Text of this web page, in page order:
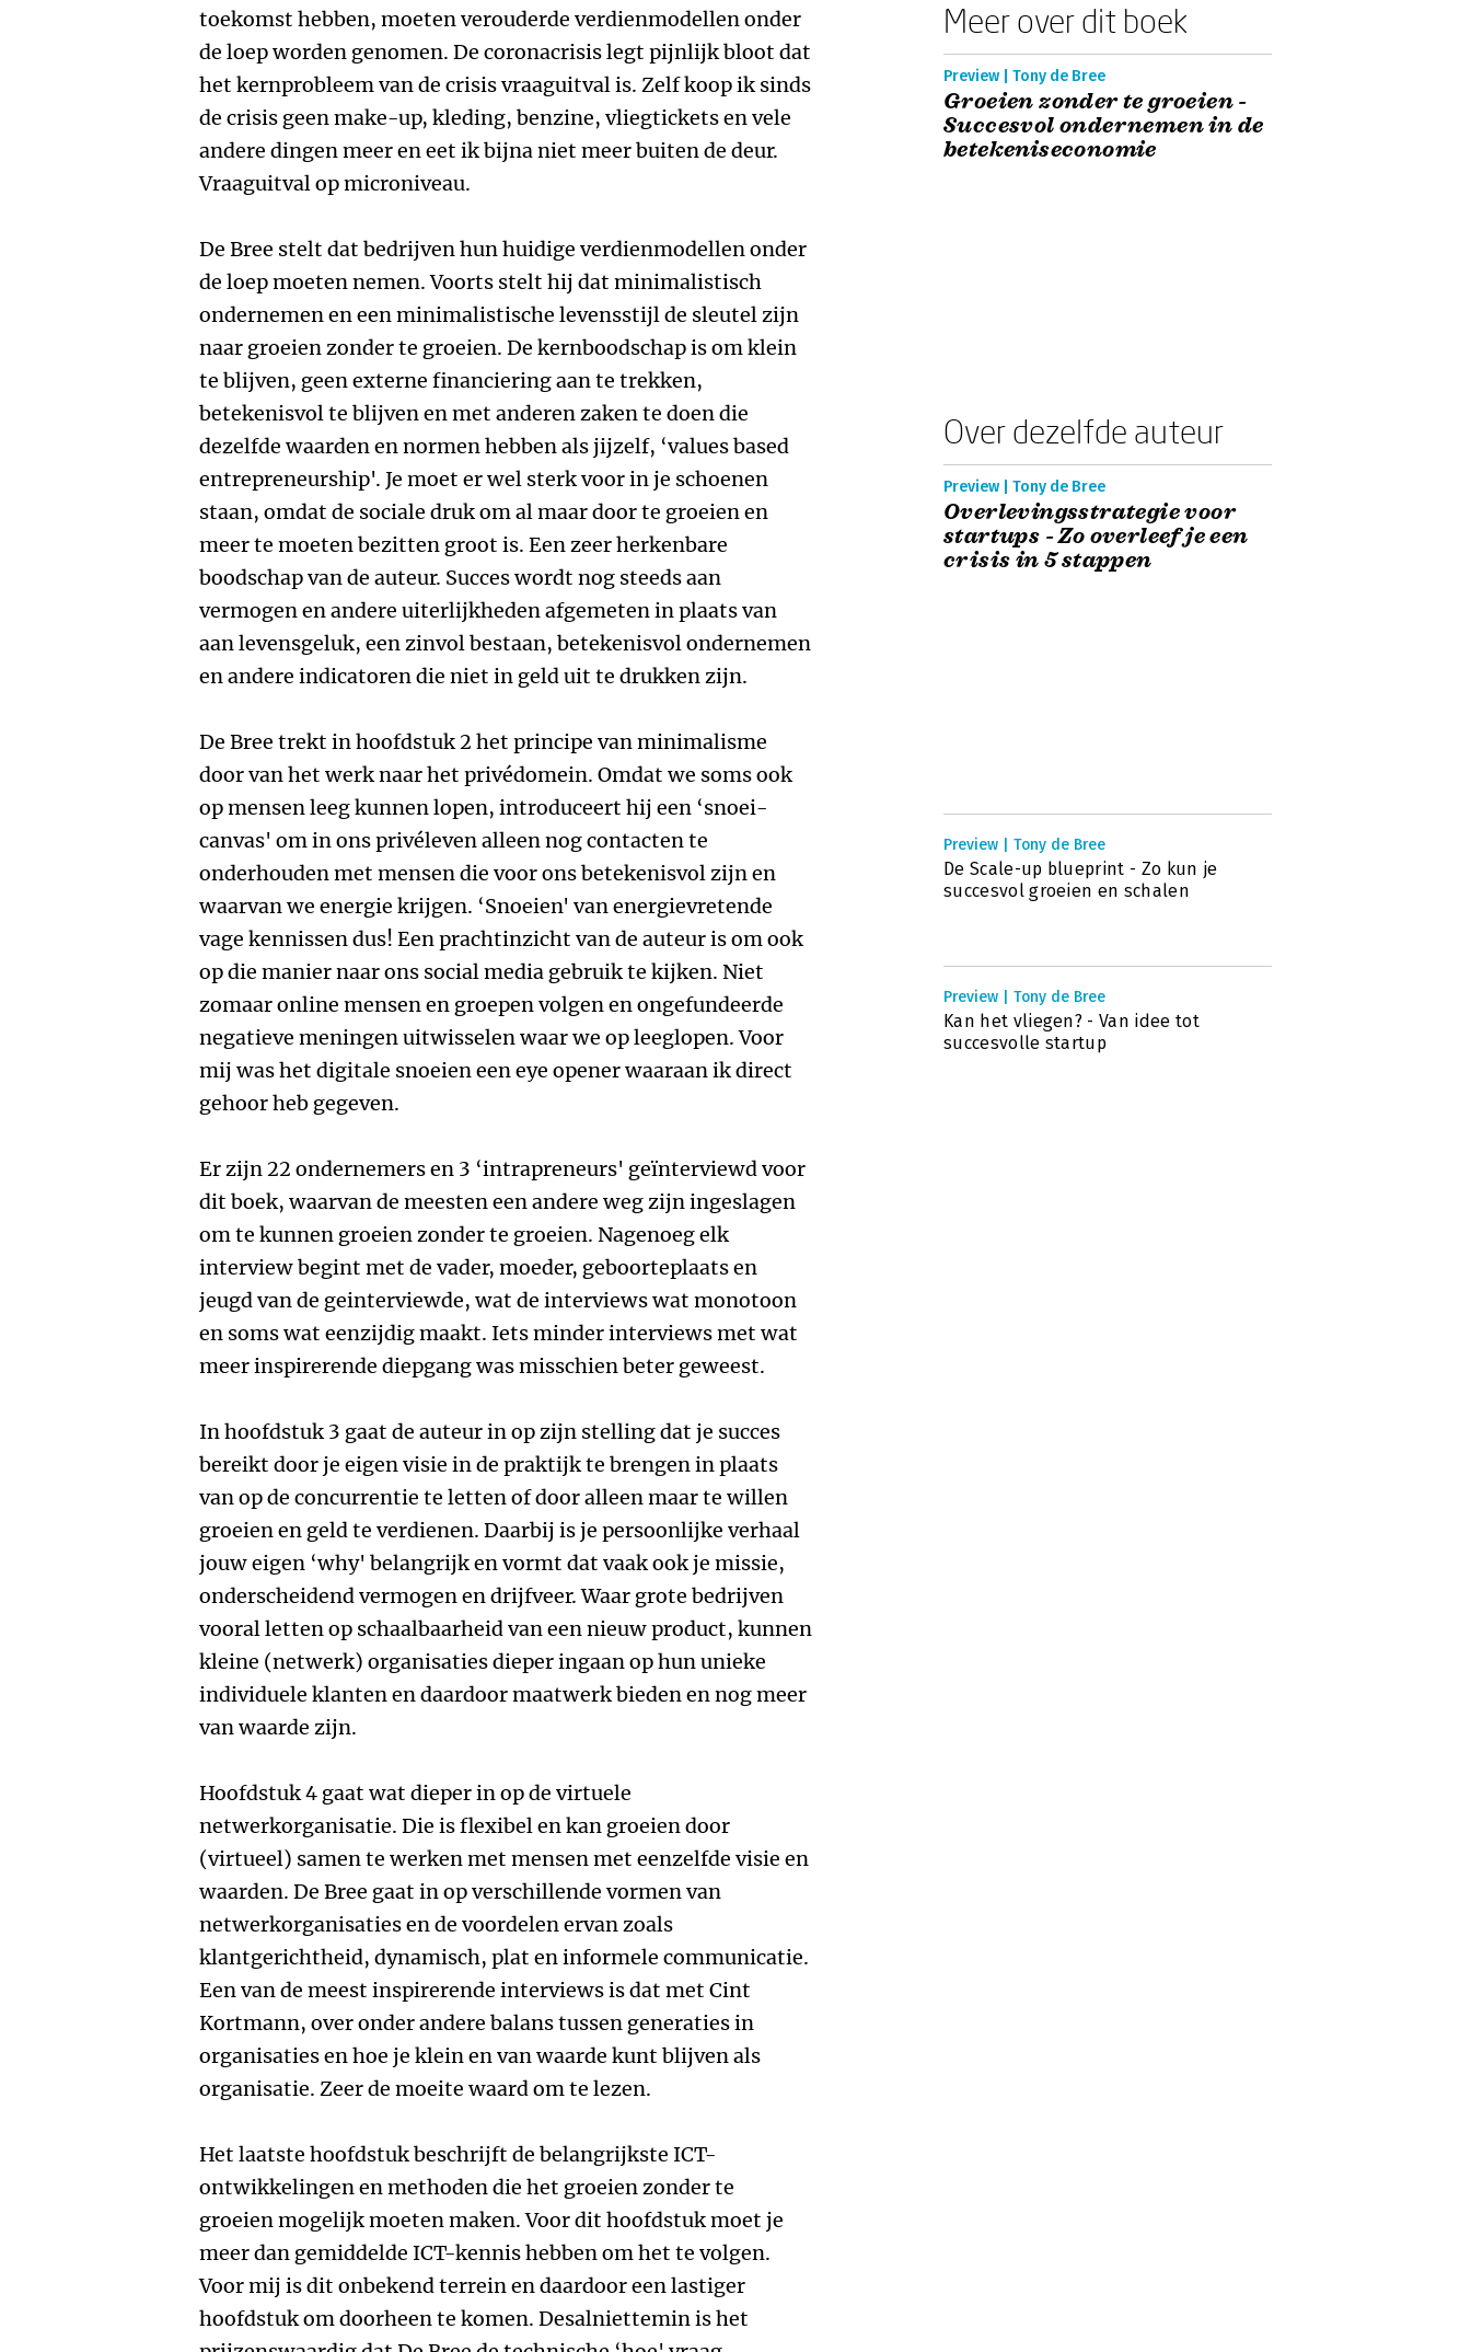
toekomst hebben, moeten verouderde verdienmodellen onder
de loep worden genomen. De coronacrisis legt pijnlijk bloot dat
het kernprobleem van de crisis vraaguitval is. Zelf koop ik sinds
de crisis geen make-up, kleding, benzine, vliegtickets en vele
andere dingen meer en eet ik bijna niet meer buiten de deur.
Vraaguitval op microniveau.
De Bree stelt dat bedrijven hun huidige verdienmodellen onder
de loep moeten nemen. Voorts stelt hij dat minimalistisch
ondernemen en een minimalistische levensstijl de sleutel zijn
naar groeien zonder te groeien. De kernboodschap is om klein
te blijven, geen externe financiering aan te trekken,
betekenisvol te blijven en met anderen zaken te doen die
dezelfde waarden en normen hebben als jijzelf, ‘values based
entrepreneurship'. Je moet er wel sterk voor in je schoenen
staan, omdat de sociale druk om al maar door te groeien en
meer te moeten bezitten groot is. Een zeer herkenbare
boodschap van de auteur. Succes wordt nog steeds aan
vermogen en andere uiterlijkheden afgemeten in plaats van
aan levensgeluk, een zinvol bestaan, betekenisvol ondernemen
en andere indicatoren die niet in geld uit te drukken zijn.
De Bree trekt in hoofdstuk 2 het principe van minimalisme
door van het werk naar het privédomein. Omdat we soms ook
op mensen leeg kunnen lopen, introduceert hij een ‘snoei-
canvas' om in ons privéleven alleen nog contacten te
onderhouden met mensen die voor ons betekenisvol zijn en
waarvan we energie krijgen. ‘Snoeien' van energievretende
vage kennissen dus! Een prachtinzicht van de auteur is om ook
op die manier naar ons social media gebruik te kijken. Niet
zomaar online mensen en groepen volgen en ongefundeerde
negatieve meningen uitwisselen waar we op leeglopen. Voor
mij was het digitale snoeien een eye opener waaraan ik direct
gehoor heb gegeven.
Er zijn 22 ondernemers en 3 ‘intrapreneurs' geïnterviewd voor
dit boek, waarvan de meesten een andere weg zijn ingeslagen
om te kunnen groeien zonder te groeien. Nagenoeg elk
interview begint met de vader, moeder, geboorteplaats en
jeugd van de geinterviewde, wat de interviews wat monotoon
en soms wat eenzijdig maakt. Iets minder interviews met wat
meer inspirerende diepgang was misschien beter geweest.
In hoofdstuk 3 gaat de auteur in op zijn stelling dat je succes
bereikt door je eigen visie in de praktijk te brengen in plaats
van op de concurrentie te letten of door alleen maar te willen
groeien en geld te verdienen. Daarbij is je persoonlijke verhaal
jouw eigen ‘why' belangrijk en vormt dat vaak ook je missie,
onderscheidend vermogen en drijfveer. Waar grote bedrijven
vooral letten op schaalbaarheid van een nieuw product, kunnen
kleine (netwerk) organisaties dieper ingaan op hun unieke
individuele klanten en daardoor maatwerk bieden en nog meer
van waarde zijn.
Hoofdstuk 4 gaat wat dieper in op de virtuele
netwerkorganisatie. Die is flexibel en kan groeien door
(virtueel) samen te werken met mensen met eenzelfde visie en
waarden. De Bree gaat in op verschillende vormen van
netwerkorganisaties en de voordelen ervan zoals
klantgerichtheid, dynamisch, plat en informele communicatie.
Een van de meest inspirerende interviews is dat met Cint
Kortmann, over onder andere balans tussen generaties in
organisaties en hoe je klein en van waarde kunt blijven als
organisatie. Zeer de moeite waard om te lezen.
Het laatste hoofdstuk beschrijft de belangrijkste ICT-
ontwikkelingen en methoden die het groeien zonder te
groeien mogelijk moeten maken. Voor dit hoofdstuk moet je
meer dan gemiddelde ICT-kennis hebben om het te volgen.
Voor mij is dit onbekend terrein en daardoor een lastiger
hoofdstuk om doorheen te komen. Desalniettemin is het
Meer over dit boek
Preview | Tony de Bree
Groeien zonder te groeien -
Succesvol ondernemen in de
betekeniseconomie
Over dezelfde auteur
Preview | Tony de Bree
Overlevingsstrategie voor
startups - Zo overleef je een
crisis in 5 stappen
Preview | Tony de Bree
De Scale-up blueprint - Zo kun je
succesvol groeien en schalen
Preview | Tony de Bree
Kan het vliegen? - Van idee tot
succesvolle startup